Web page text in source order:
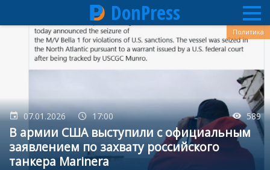
Перейти
основному
DonPress
07.01.2026 17:00 589
В армии США выступили с официальным
заявлением по захвату российского
танкера Marinera
Политика